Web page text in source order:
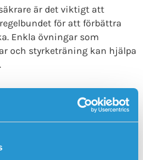
är det viktigt att
för att förbättra
Enkla övningar som
och styrketräning kan hjälpa
stå på ett ben eller gå på tå
risken för fall. Det kan
i organiserade aktiviteter